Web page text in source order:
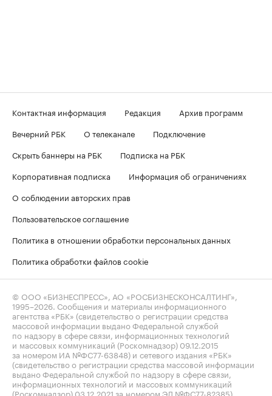
Контактная информация Редакция
Архив программ
Вечерний РБК
О телеканале
Подключение
Скрыть баннеры на РБК
Подписка на РБК
Корпоративная подписка
Информация об ограничениях
О соблюдении авторских прав
Пользовательское соглашение
Политика в отношении обработки персональных данных
Политика обработки файлов cookie
© ООО «БИЗНЕСПРЕСС», АО «РОСБИЗНЕСКОНСАЛТИНГ»,
1995–2026 . Сообщения и материалы информационного
агентства «РБК» (свидетельство о регистрации средства
массовой информации выдано Федеральной службой
по надзору в сфере связи, информационных технологий
и массовых коммуникаций (Роскомнадзор) 09.12.2015
за номером ИА №ФС77-63848) и сетевого издания «РБК»
(свидетельство о регистрации средства массовой информации
выдано Федеральной службой по надзору в сфере связи,
информационных технологий и массовых коммуникаций
(Роскомнадзор) 03.12.2021 за номером ЭЛ №ФС77-82385)